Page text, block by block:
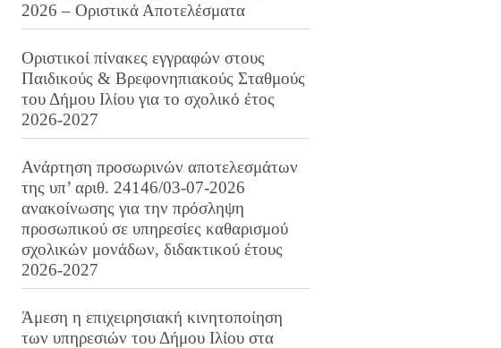
2026 – Οριστικά Αποτελέσματα
Οριστικοί πίνακες εγγραφών στους
Παιδικούς & Βρεφονηπιακούς Σταθμούς
του Δήμου Ιλίου για το σχολικό έτος
2026-2027
Ανάρτηση προσωρινών αποτελεσμάτων
της υπ’ αριθ. 24146/03-07-2026
ανακοίνωσης για την πρόσληψη
προσωπικού σε υπηρεσίες καθαρισμού
σχολικών μονάδων, διδακτικού έτους
2026-2027
Άμεση η επιχειρησιακή κινητοποίηση
των υπηρεσιών του Δήμου Ιλίου στα